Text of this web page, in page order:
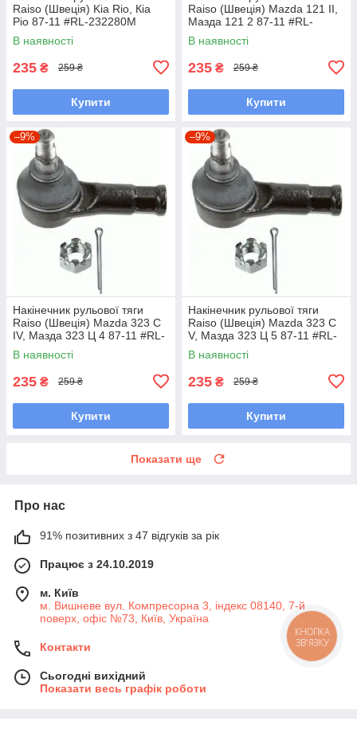
Raiso (Швеція) Kia Rio, Кіа
Ріо 87-11 #RL-232280M
UAOEBHV7
В наявності
235 ₴ 259 ₴
Купити
Raiso (Швеція) Mazda 121 II,
Мазда 121 2 87-11 #RL-
232280M UAOUHQF7
В наявності
235 ₴ 259 ₴
Купити
–9%
Накінечник рульової тяги
Raiso (Швеція) Mazda 323 C
IV, Мазда 323 Ц 4 87-11 #RL-
232280M UAOUHQF7
В наявності
235 ₴ 259 ₴
Купити
–9%
Накінечник рульової тяги
Raiso (Швеція) Mazda 323 C
V, Мазда 323 Ц 5 87-11 #RL-
232280M UAQSNRY7
В наявності
235 ₴ 259 ₴
Купити
Показати ще
Про нас
91% позитивних з 47 відгуків за рік
Працює з 24.10.2019
м. Київ
м. Вишневе вул. Компресорна 3, індекс 08140, 7-й
поверх, офіс №73, Київ, Україна
Контакти
Сьогодні вихідний
Показати весь графік роботи
КНОПКА
ЗВ'ЯЗКУ